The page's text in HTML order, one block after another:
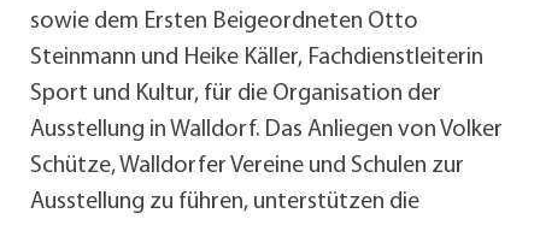
sowie dem Ersten Beigeordneten Otto
Steinmann und Heike Käller, Fachdienstleiterin
Sport und Kultur, für die Organisation der
Ausstellung in Walldorf. Das Anliegen von Volker
Schütze, Walldorfer Vereine und Schulen zur
Ausstellung zu führen, unterstützen die